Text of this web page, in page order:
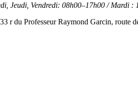
Jeudi, Vendredi: 08h00–17h00 / Mardi :
r du Professeur Raymond Garcin, route